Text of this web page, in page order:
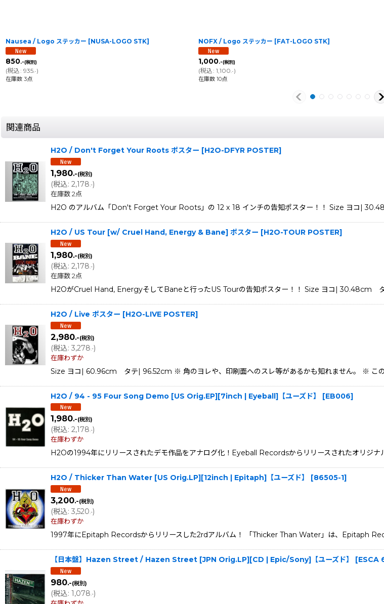
Nausea / Logo ステッカー [NUSA-LOGO STK]
850.-(税別)
(税込: 935.-)
在庫数 3点
NOFX / Logo ステッカー [FAT-LOGO STK]
1,000.-(税別)
(税込: 1,100.-)
在庫数 10点
関連商品
H2O / Don't Forget Your Roots ポスター [H2O-DFYR POSTER]
1,980.-(税別)
(税込: 2,178.-)
在庫数 2点
H2O のアルバム「Don't Forget Your Roots」の 12 x 18 インチの告知ポスター！！ Size ヨコ|
H2O / US Tour [w/ Cruel Hand, Energy & Bane] ポスター [H2O-TOUR POSTER]
1,980.-(税別)
(税込: 2,178.-)
在庫数 2点
H2OがCruel Hand, EnergyそしてBaneと行ったUS Tourの告知ポスター！！ Size ヨコ| 30.48cm
H2O / Live ポスター [H2O-LIVE POSTER]
2,980.-(税別)
(税込: 3,278 .-)
在庫わずか
Size ヨコ| 60.96cm タテ| 96.52cm ※ 角のヨレや、印刷面へのスレ等があるかも知れません。 ※ こ
H2O / 94 - 95 Four Song Demo [US Orig.EP][7inch | Eyeball]【ユーズド】 [EB006]
1,980.-(税別)
(税込: 2,178.-)
在庫わずか
H2Oの1994年にリリースされたデモ作品をアナログ化！Eyeball Recordsからリリースされたオリジ
H2O / Thicker Than Water [US Orig.LP][12inch | Epitaph]【ユーズド】 [86505-1]
3,200.-(税別)
(税込: 3,520.-)
在庫わずか
1997年にEpitaph Recordsからリリースした2rdアルバム！ 「Thicker Than Water」は、Epitaph
【日本盤】Hazen Street / Hazen Street [JPN Orig.LP][CD | Epic/Sony]【ユーズド】 [ESCA
980.-(税別)
(税込: 1,078.-)